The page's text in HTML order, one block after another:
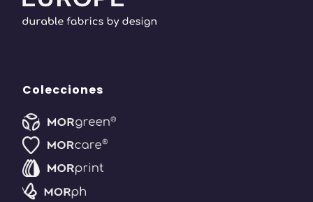
Colecciones